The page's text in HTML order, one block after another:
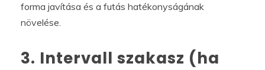
forma javítása és a futás hatékonyságának
növelése.
3. Intervall szakasz (ha